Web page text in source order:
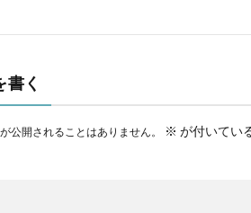
書く
公開されることはありません。 ※ が付いてい